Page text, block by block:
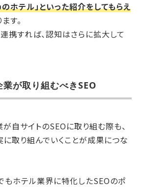
ホテル」といった紹介をしてもらえ
す。
携すれば、認知はさらに拡大して
が取り組むべきSEO
自サイトのSEOに取り組む際も、
取り組んでいくことが成果につな
もホテル業界に特化したSEOのポ